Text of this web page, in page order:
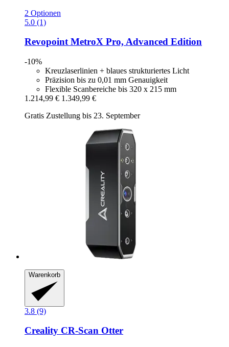
2 Optionen
5.0 (1)
RevopointMetroX Pro, Advanced Edition
-10%
Kreuzlaserlinien + blaues strukturiertes Licht
Präzision bis zu 0,01 mm Genauigkeit
Flexible Scanbereiche bis 320 x 215 mm
1.214,99 € 1.349,99 €
Gratis Zustellung bis 23. September
Warenkorb
3.8 (9)
Creality CR-​Scan Otter